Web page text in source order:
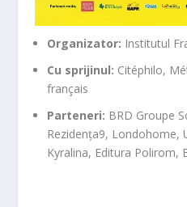
Organizator: Institutul
Cu sprijinul: Citéphilo,
français
Parteneri: BRD Groupe
Rezidența9, Londohome,
Kyralina, Editura Polirom,